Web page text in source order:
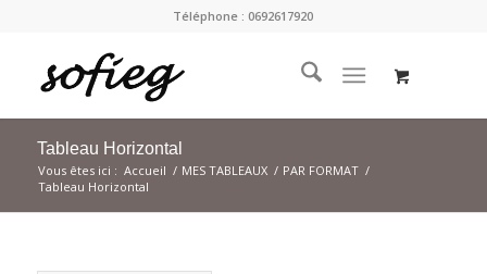
Téléphone : 0692617920
Tableau Horizontal
Vous êtes ici : Accueil / MES TABLEAUX / PAR FORMAT /
Tableau Horizontal